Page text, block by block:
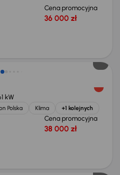
Cena promocyjna
36 000 zł
kW
Polska Klima +1 kolejnych
Cena promocyjna
38 000 zł